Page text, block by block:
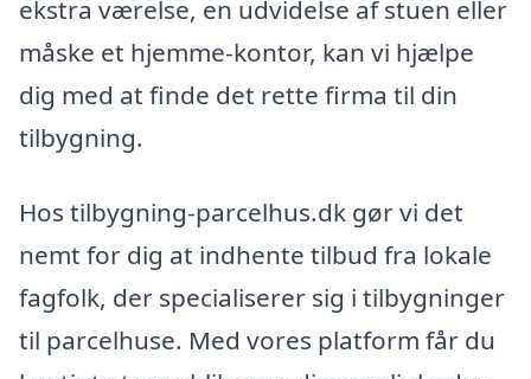
ekstra værelse, en udvidelse af stuen eller
måske et hjemme-kontor, kan vi hjælpe
dig med at finde det rette firma til din
tilbygning.
Hos tilbygning-parcelhus.dk gør vi det
nemt for dig at indhente tilbud fra lokale
fagfolk, der specialiserer sig i tilbygninger
til parcelhuse. Med vores platform får du